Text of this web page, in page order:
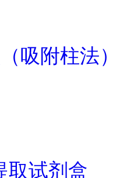
吸附柱法）
取试剂盒